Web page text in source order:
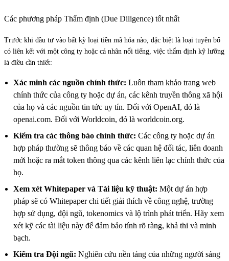
Các phương pháp Thẩm định (Due Diligence) tốt nhất
Trước khi đầu tư vào bất kỳ loại tiền mã hóa nào, đặc biệt là loại tuyên bố
có liên kết với một công ty hoặc cá nhân nổi tiếng, việc thẩm định kỹ lưỡng
là điều cần thiết:
Xác minh các nguồn chính thức: Luôn tham khảo trang web
chính thức của công ty hoặc dự án, các kênh truyền thông xã hội
của họ và các nguồn tin tức uy tín. Đối với OpenAI, đó là
openai.com. Đối với Worldcoin, đó là worldcoin.org.
Kiểm tra các thông báo chính thức: Các công ty hoặc dự án
hợp pháp thường sẽ thông báo về các quan hệ đối tác, liên doanh
mới hoặc ra mắt token thông qua các kênh liên lạc chính thức của
họ.
Xem xét Whitepaper và Tài liệu kỹ thuật: Một dự án hợp
pháp sẽ có Whitepaper chi tiết giải thích về công nghệ, trường
hợp sử dụng, đội ngũ, tokenomics và lộ trình phát triển. Hãy xem
xét kỹ các tài liệu này để đảm bảo tính rõ ràng, khả thi và minh
bạch.
Kiểm tra Đội ngũ: Nghiên cứu nền tảng của những người sáng